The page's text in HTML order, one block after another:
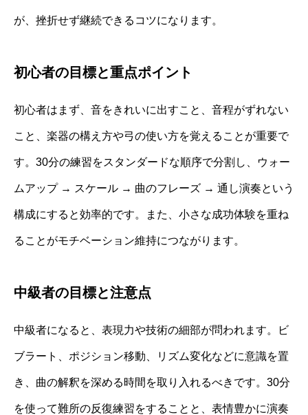
が、挫折せず継続できるコツになります。
初心者の目標と重点ポイント
初心者はまず、音をきれいに出すこと、音程がずれない
こと、楽器の構え方や弓の使い方を覚えることが重要で
す。30分の練習をスタンダードな順序で分割し、ウォー
ムアップ → スケール → 曲のフレーズ → 通し演奏という
構成にすると効率的です。また、小さな成功体験を重ね
ることがモチベーション維持につながります。
中級者の目標と注意点
中級者になると、表現力や技術の細部が問われます。ビ
ブラート、ポジション移動、リズム変化などに意識を置
き、曲の解釈を深める時間を取り入れるべきです。30分
を使って難所の反復練習をすることと、表情豊かに演奏